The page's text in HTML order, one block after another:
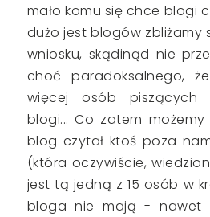
mało komu się chce blogi
dużo jest blogów zbliżamy
wniosku, skądinąd nie
choć paradoksalnego,
więcej osób piszących
blogi... Co zatem
blog czytał ktoś poza
(która oczywiście,
jest tą jedną z 15 osób w
bloga nie mają - nawet